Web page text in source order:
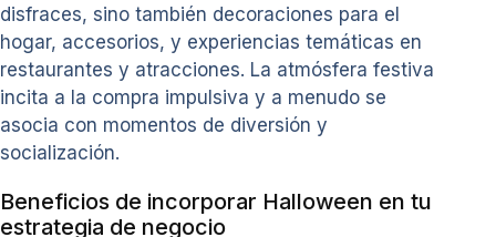
disfraces, sino también decoraciones para el
hogar, accesorios, y experiencias temáticas en
restaurantes y atracciones. La atmósfera festiva
incita a la compra impulsiva y a menudo se
asocia con momentos de diversión y
socialización.
Beneficios de incorporar Halloween en tu
estrategia de negocio